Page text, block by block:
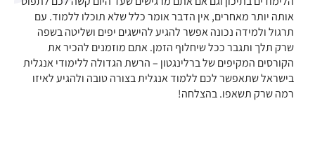
אותה יותר מאחרים, אין הדבר אומר כלל שלא תוכלו ללמוד. עם
תרגול ולמידה נכונה אפשר להגיע להישגים יפים ושליטה בשפה
שרק תלך ותגבר ככל שיחלוף הזמן. אתם מוזמנים להכיר את
הקורסים המקיפים של ברלינגטון – הרשת הגדולה ללימודי אנגלית
בישראל שתאפשר לכם ללמוד אנגלית בצורה טובה ולהגיע לאיזו
רמה שרק תשאפו. בהצלחה!